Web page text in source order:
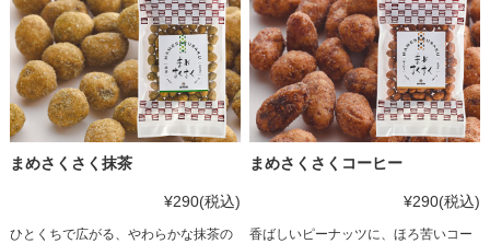
まめさくさく抹茶
¥290(税込)
ひとくちで広がる、やわらかな抹茶の
まめさくさくコーヒー
¥290(税込)
香ばしいピーナッツに、ほろ苦いコー